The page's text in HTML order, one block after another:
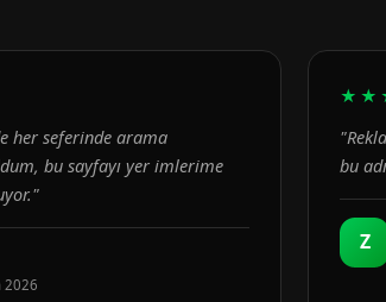
her seferinde arama
bu sayfayı yer imlerime
2026
bu
Z